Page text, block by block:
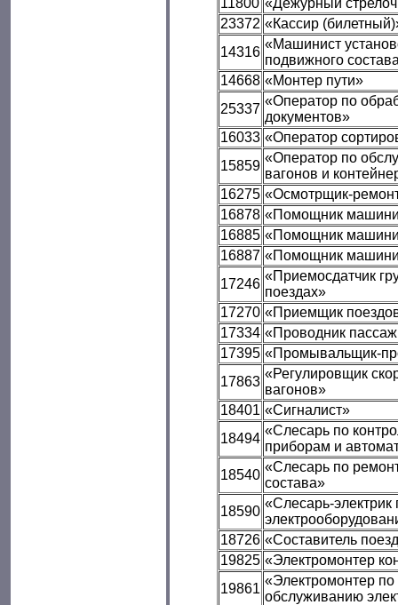
11800 «Дежурный
23372 «Кассир
14316
«Машинист
подвижного
14668 «Монтер пути»
25337
«Оператор по
документов»
16033 «Оператор
15859
«Оператор по
вагонов и
16275 «Осмотрщик-
16878 «Помощник
16885 «Помощник
16887 «Помощник
17246
«Приемосдатчик
поездах»
17270 «Приемщик
17334 «Проводник
17395 «Промывальщик-
17863
«Регулировщик
вагонов»
18401 «Сигналист»
18494
«Слесарь по
приборам и
18540
«Слесарь по
состава»
18590
«Слесарь-электрик
18726 «Составитель
19825 «Электромонтер
19861
«Электромонтер по
обслуживанию